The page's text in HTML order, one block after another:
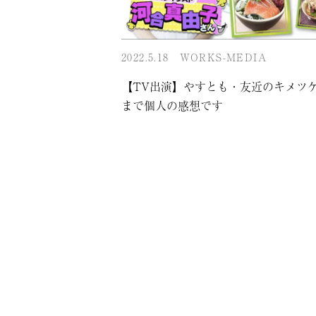
2022.5.18 WORKS-MEDIA
【TV出演】やすとも・友近のキメツ
まで個人の感想です